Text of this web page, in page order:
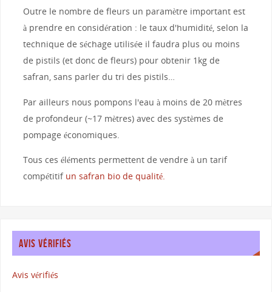
Outre le nombre de fleurs un paramètre important est
à prendre en considération : le taux d'humidité, selon la
technique de séchage utilisée il faudra plus ou moins
de pistils (et donc de fleurs) pour obtenir 1kg de
safran, sans parler du tri des pistils…
Par ailleurs nous pompons l'eau à moins de 20 mètres
de profondeur (~17 mètres) avec des systèmes de
pompage économiques.
Tous ces éléments permettent de vendre à un tarif
compétitif un safran bio de qualité.
AVIS VÉRIFIÉS
Avis vérifiés